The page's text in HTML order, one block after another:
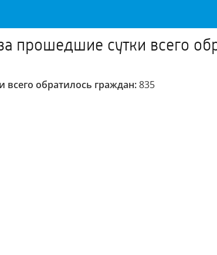
прошедшие сутки всего
обратилось граждан:835